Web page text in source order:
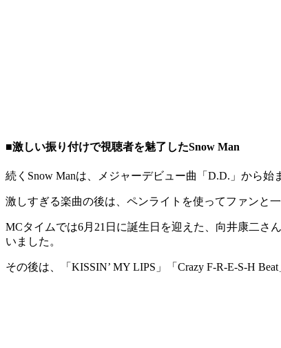
■激しい振り付けで視聴者を魅了したSnow Man
続くSnow Manは、メジャーデビュー曲「D.D.」から始
激しすぎる楽曲の後は、ペンライトを使ってファンと
MCタイムでは6月21日に誕生日を迎えた、向井康二さ
いました。
その後は、「KISSIN’ MY LIPS」「Crazy F-R-E-S-H